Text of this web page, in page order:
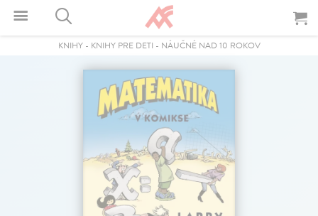
KNIHY- KNIHY PRE DETI - NÁUČNÉ NAD 10 ROKOV